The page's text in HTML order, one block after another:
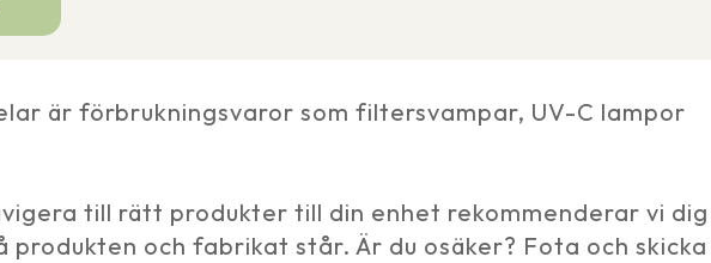
är förbrukningsvaror som filtersvampar, UV-C lampor
till rätt produkter till din enhet rekommenderar vi dig
och fabrikat står. Är du osäker? Fota och skicka